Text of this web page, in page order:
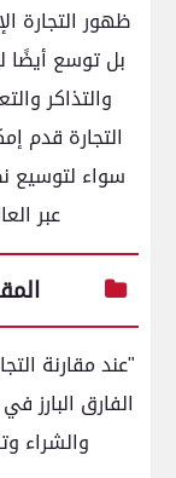
ظهور التجارة
بل توسع أيضًا
والتذاكر
التجارة قدم
سواء لتوسيع
عبر
"عند مقارنة
الفارق البارز
والشراء